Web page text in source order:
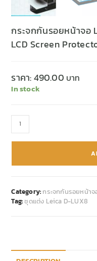
กระจกกันรอยหน้าจอ
LCD Screen
ราคา:490.00
In stock
Category:กระจกกันรอยหน้าจ
Tag:ชุดแต่ง Leica D-LUX8